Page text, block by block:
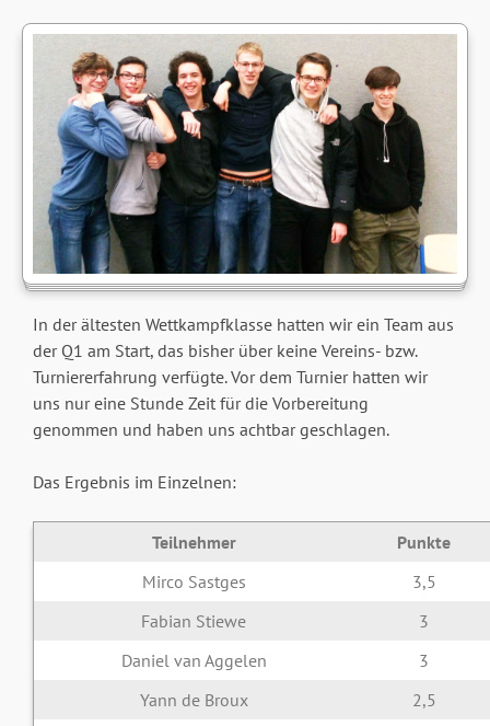
In der ältesten Wettkampfklasse hatten wir ein Team aus
der Q1 am Start, das bisher über keine Vereins- bzw.
Turniererfahrung verfügte. Vor dem Turnier hatten wir
uns nur eine Stunde Zeit für die Vorbereitung
genommen und haben uns achtbar geschlagen.
Das Ergebnis im Einzelnen:
Teilnehmer
Punkte
Mirco Sastges
3,5
Fabian Stiewe
3
Daniel van Aggelen
3
Yann de Broux
2,5